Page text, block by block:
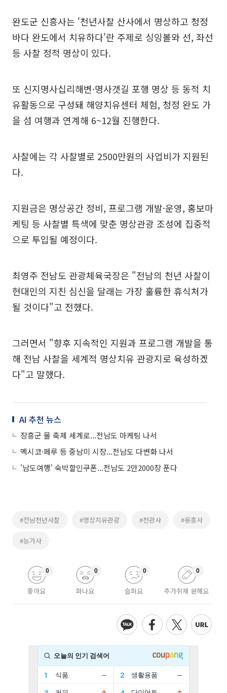
완도군 신흥사는 '천년사찰 산사에서 명상하고 청정
바다 완도에서 치유하다'란 주제로 싱잉볼와 선, 좌선
등 사찰 정적 명상이 있다.
또 신지명사십리해변·명사갯길 포행 명상 등 동적 치
유활동으로 구성돼 해양치유센터 체험, 청정 완도 가
을 섬 여행과 연계해 6~12월 진행한다.
사찰에는 각 사찰별로 2500만원의 사업비가 지원된
다.
지원금은 명상공간 정비, 프로그램 개발·운영, 홍보마
케팅 등 사찰별 특색에 맞춘 명상관광 조성에 집중적
으로 투입될 예정이다.
최영주 전남도 관광체육국장은 "전남의 천년 사찰이
현대인의 지친 심신을 달래는 가장 훌륭한 휴식처가
될 것이다"고 전했다.
그러면서 "향후 지속적인 지원과 프로그램 개발을 통
해 전남 사찰을 세계적 명상치유 관광지로 육성하겠
다"고 말했다.
AI 추천 뉴스
장흥군 물 축제 세계로...전남도 마케팅 나서
멕시코·페루 등 중남미 시장...전남도 다변화 나서
'남도여행' 숙박할인쿠폰...전남도 2만2000장 푼다
#전남천년사찰 #명상치유관광 #천관사 #용흥사
#능가사
좋아요
0
화나요
0
슬퍼요
0
추가취재 원해요
0